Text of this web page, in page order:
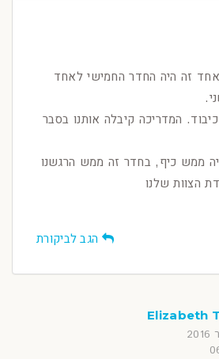
לאחד זה היה החדר החמישי לאחד
המדריכה קיבלה אותנו בסבר
והיה ממש כיף, בחדר זה ממש הרגשנו
הצוות שלנו
הגב לביקורת
Elizabeth